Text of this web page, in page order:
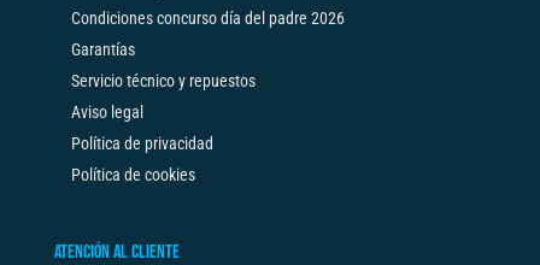
Condiciones concurso día del padre 2026
Garantías
Servicio técnico y repuestos
Aviso legal
Política de privacidad
Política de cookies
ATENCIÓN AL CLIENTE